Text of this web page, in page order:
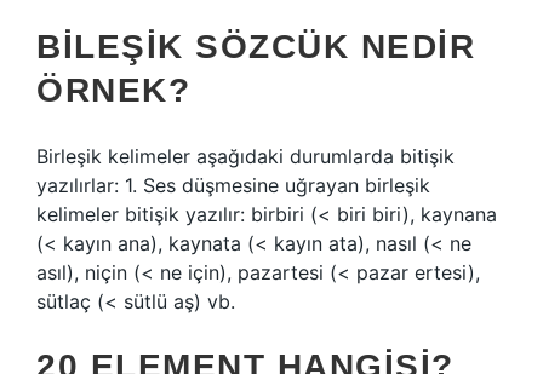
BILEŞIK SÖZCÜK NEDIR
ÖRNEK?
Birleşik kelimeler aşağıdaki durumlarda bitişik
yazılırlar: 1. Ses düşmesine uğrayan birleşik
kelimeler bitişik yazılır: birbiri (< biri biri), kaynana
(< kayın ana), kaynata (< kayın ata), nasıl (< ne
asıl), niçin (< ne için), pazartesi (< pazar ertesi),
sütlaç (< sütlü aş) vb.
20 ELEMENT HANGISI?